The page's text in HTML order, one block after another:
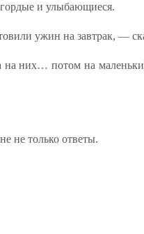
и улыбающиеся.
ужин на завтрак, —
на них… потом на
не только ответы.